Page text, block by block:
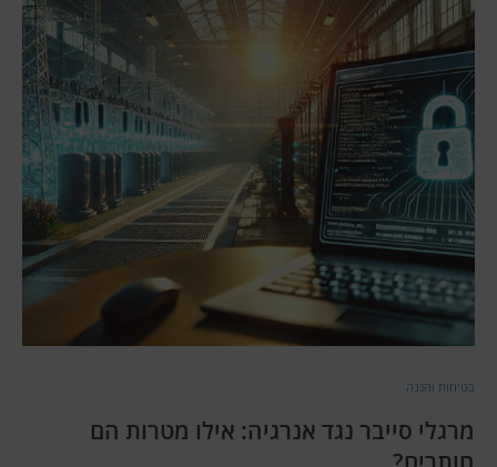
בטיחות והגנה
מרגלי סייבר נגד אנרגיה: אילו מטרות הם